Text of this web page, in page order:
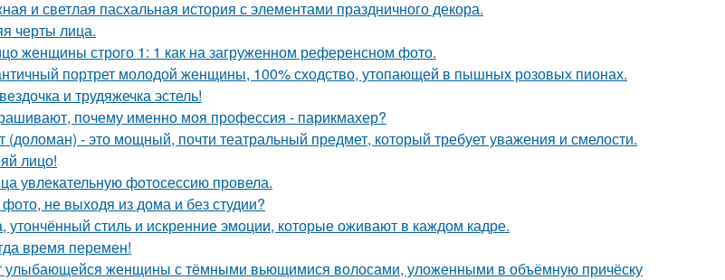
и светлая пасхальная история с элементами праздничного декора.
черты лица.
женщины строго 1: 1 как на загруженном референсном фото.
портрет молодой женщины, 100% сходство, утопающей в пышных розовых пионах.
и трудяжечка эстель!
почему именно моя профессия - парикмахер?
(доломан) - это мощный, почти театральный предмет, который требует уважения и смелости.
лицо!
увлекательную фотосессию провела.
не выходя из дома и без студии?
утончённый стиль и искренние эмоции, которые оживают в каждом кадре.
время перемен!
улыбающейся женщины с тёмными вьющимися волосами, уложенными в объёмную причёску